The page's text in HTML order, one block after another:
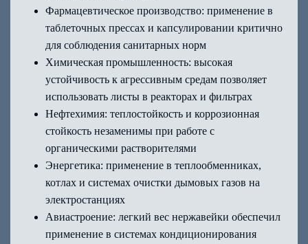
Фармацевтическое производство: применение в
таблеточных прессах и капсулировании критично
для соблюдения санитарных норм
Химическая промышленность: высокая
устойчивость к агрессивным средам позволяет
использовать листы в реакторах и фильтрах
Нефтехимия: теплостойкость и коррозионная
стойкость незаменимы при работе с
органическими растворителями
Энергетика: применение в теплообменниках,
котлах и системах очистки дымовых газов на
электростанциях
Авиастроение: легкий вес нержавейки обеспечил
применение в системах кондиционирования